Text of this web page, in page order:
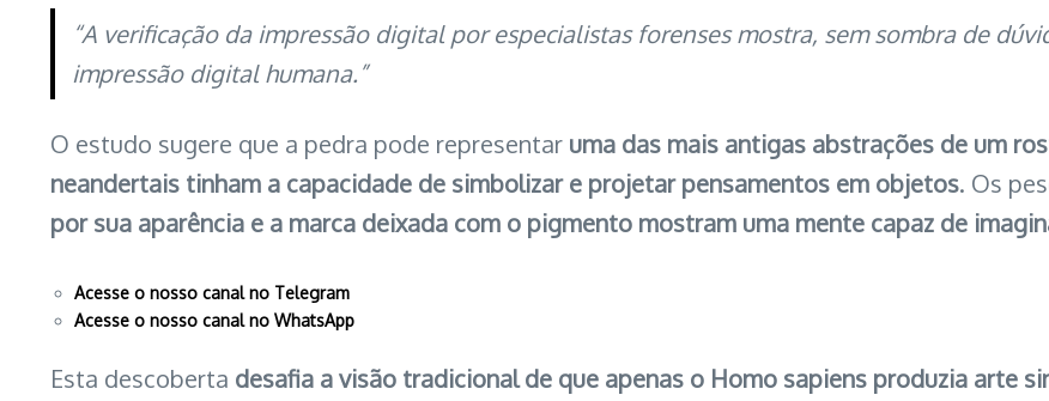
“A verificação da impressão digital por especialistas forenses mostra, sem sombra de
impressão digital humana.”
O estudo sugere que a pedra pode representar uma das mais antigas abstrações de um
neandertais tinham a capacidade de simbolizar e projetar pensamentos em objetos. Os
por sua aparência e a marca deixada com o pigmento mostram uma mente capaz de
Acesse o nosso canal no Telegram
Acesse o nosso canal no WhatsApp
Esta descoberta desafia a visão tradicional de que apenas o Homo sapiens produzia arte